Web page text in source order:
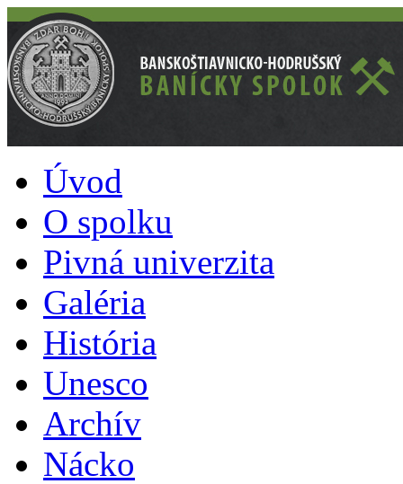
Úvod
O spolku
Pivná univerzita
Galéria
História
Unesco
Archív
Nácko